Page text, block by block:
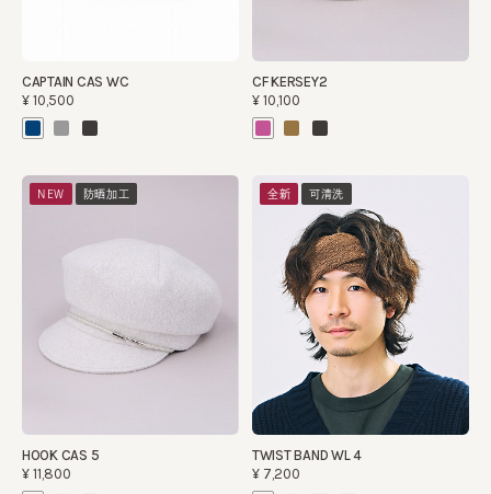
CAPTAIN CAS WC
¥10,500
CF KERSEY2
¥10,100
NEW 防晒加工
HOOK CAS 5
¥11,800
全新 可清洗
TWIST BAND WL 4
¥7,200